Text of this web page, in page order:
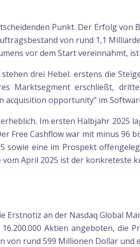
Punkt. Der Erfolg
von rund 1,1
vor dem Start vereinnahmt,
drei Hebel: erstens die
Marktsegment erschließt,
acquisition opportunity" im
Im ersten Halbjahr 2025
Free Cashflow war mit minus
sowie eine im Prospekt
vom April 2025 ist der
Erstnotiz an der Nasdaq Global
Aktien angeboten, die
von rund 599 Millionen Dollar